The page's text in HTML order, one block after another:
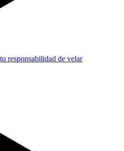
responsabilidad de velar